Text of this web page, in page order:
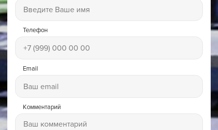
Телефон
Email
Комментарий